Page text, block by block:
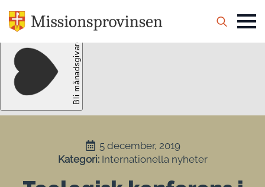
Search
5 december, 2019
Kategori: Internationella nyheter